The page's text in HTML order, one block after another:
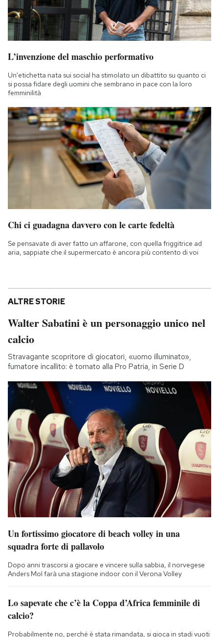
L’invenzione del maschio performativo
Un'etichetta nata sui social ha stimolato un dibattito su quanto ci
si possa fidare degli uomini che sembrano in pace con la loro
femminilità
Chi ci guadagna davvero con le carte fedeltà
Se pensavate di aver fatto un affarone, con quella friggitrice ad
aria, sappiate che il supermercato è ancora più contento di voi
ALTRE STORIE
Walter Sabatini è un personaggio unico nel
calcio
Stravagante scopritore di giocatori, «uomo illuminato»,
fumatore incallito: è tornato alla Pro Patria, in Serie D
Un fortissimo giocatore di beach volley in una
squadra forte di pallavolo
Dopo anni trascorsi a giocare e vincere sulla sabbia, il norvegese
Anders Mol farà una stagione indoor con il Verona Volley
Lo sapevate che c’è la Coppa d’Africa femminile di
calcio?
Probabilmente no, perché è stata rimandata, si gioca in stadi vuoti